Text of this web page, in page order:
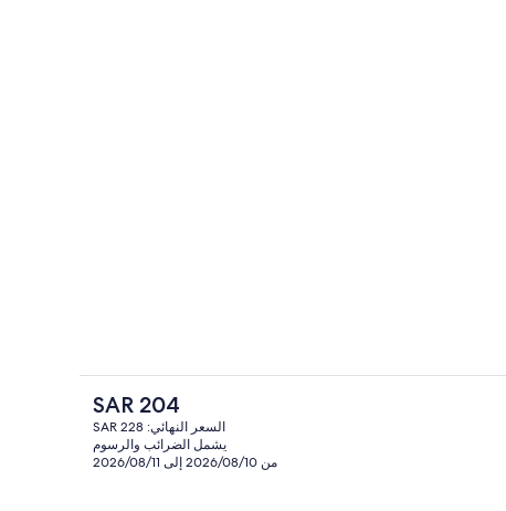
المنشأة من الخارج
السعر
الحالي
هو
SAR
SAR 204
السعر النهائي: SAR 228
يشمل الضرائب والرسوم
من 2026/08/10 إلى 2026/08/11